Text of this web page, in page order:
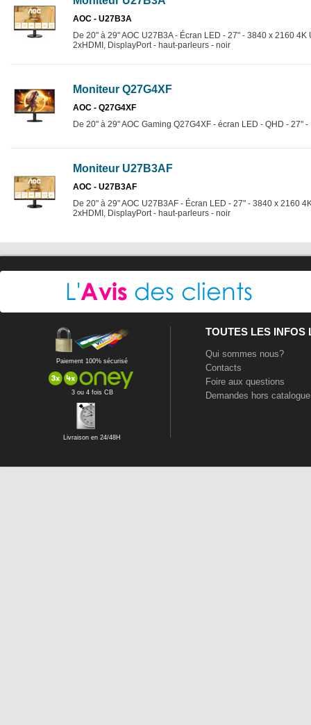
AOC - U27B3A
De 20" à 29" AOC U27B3A - Écran LED - 27" - 3840 x 2160
2xHDMI, DisplayPort - haut-parleurs - noir
Moniteur Q27G4XF
AOC - Q27G4XF
De 20" à 29" AOC Gaming Q27G4XF - écran LED - QHD - 27" -
Moniteur U27B3AF
AOC - U27B3AF
De 20" à 29" AOC U27B3AF - Écran LED - 27" - 3840 x 2160
2xHDMI, DisplayPort - haut-parleurs - noir
Paiement 100% sécurisé
3 ou 4 fois CB
Livraison en 24/48H
TOUTES LES INFOS
Qui sommes nous?
Contacts
Foire aux questions
Demandes hors catalogue